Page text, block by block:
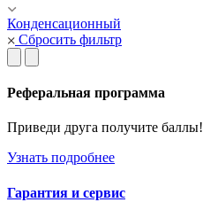
Конденсационный
Сбросить фильтр
Реферальная программа
Приведи друга получите баллы!
Узнать подробнее
Гарантия и сервис